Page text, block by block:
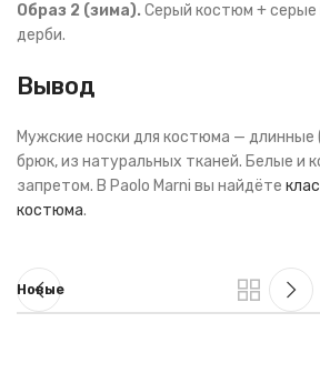
Образ 2 (зима). Серый костюм +
дерби.
Вывод
Мужские носки для костюма —
брюк, из натуральных тканей. Белые и
запретом. В Paolo Marni вы найдёте
костюма.
Новые